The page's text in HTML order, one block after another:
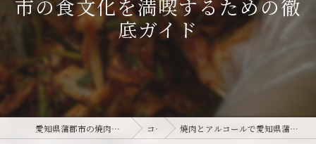
市の食文化を満喫するための徹
底ガイド
愛知県蒲郡市の焼肉なら焼肉ダイニング joie-ジョワ- コラム 焼肉とアルコールで愛知県蒲郡市の食文化を満喫するための徹底ガイド